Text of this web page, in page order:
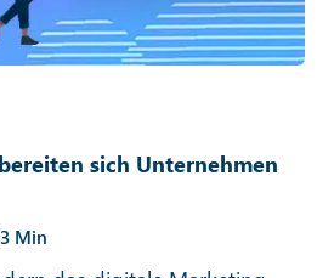
sich Unternehmen
3 Min